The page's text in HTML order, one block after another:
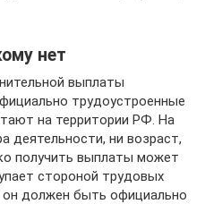
нет
выплаты
трудоустроенные
на территории РФ. На
деятельности, ни возраст,
получить выплаты может
стороной трудовых
должен быть официально